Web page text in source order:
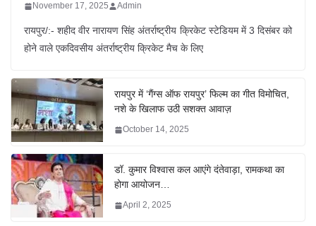
November 17, 2025 Admin
रायपुर/:- शहीद वीर नारायण सिंह अंतर्राष्ट्रीय क्रिकेट स्टेडियम में 3 दिसंबर को
होने वाले एकदिवसीय अंतर्राष्ट्रीय क्रिकेट मैच के लिए
रायपुर में ‘गैंग्स ऑफ रायपुर’ फिल्म का गीत विमोचित,
नशे के खिलाफ उठी सशक्त आवाज़
October 14, 2025
डॉ. कुमार विश्वास कल आएंगे दंतेवाड़ा, रामकथा का
होगा आयोजन…
April 2, 2025